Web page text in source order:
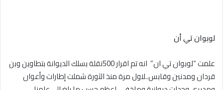
لوبوان تي أن
علمت “لوبوان تي ان” انه تم اقرار 500نقلة بسلك الديوانة بتطاوين وبن
قردان ومدنين وقابس..لاول مرة منذ الثورة شملت إطارات وأعوان